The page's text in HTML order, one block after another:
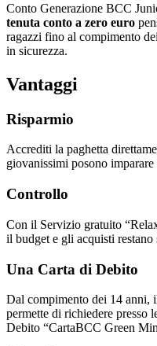
Conto Generazione BCC
tenuta conto a zero euro
ragazzi fino al compimento
in sicurezza.
Vantaggi
Risparmio
Accrediti la paghetta
giovanissimi posono
Controllo
Con il Servizio gratuito
il budget e gli acquisti
Una Carta di Debito
Dal compimento dei 14 anni,
permette di richiedere presso
Debito “CartaBCC Green